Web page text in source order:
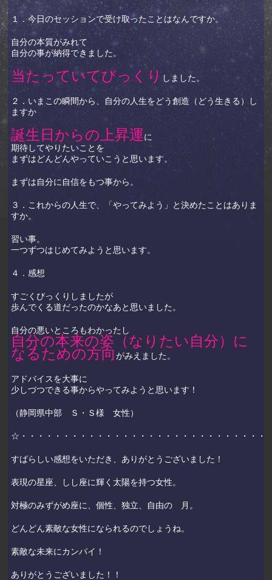
１．今日のセッションで受け取ったことはなんですか。
自分の本質がみれて
自分の事が納得できました。
当たっていてびっくり しました。
２．いまこの瞬間から、自分の人生をどう創造（どう生きる）し
ますか
誕生日からの上昇運に
期待してやりたいことを
まずはどんどんやっていこうと思います。
まずは自分に自信をもつ事から。
３．これからの人生で、「やってみよう」と決めたことはありま
すか。
習い事。
一つずつはじめてみようと思います。
４．感想
すごくびっくりしましたが
歩んでくる道だったのかなあと思いました。
自分の悪いところもわかったし
自分の本来の姿（なりたい自分）に
なるための方向がみえました。
アドバイスを大事に
少しづつできる事からやってみようと思います！
（静岡県中部 Ｓ・Ｓ様 女性）
☆・・・・・・・・・・・・・・・・・・・・・・・・・・・・・
すばらしい感想をいただき、ありがとうございました！
表現の星座、しし座に輝く太陽を持つ女性。
対極のみずがめ座に、個性、独立、自由の 月。
どんどん素敵な女性になられるのでしょうね。
素敵な未来にカンパイ！
ありがとうございました！！